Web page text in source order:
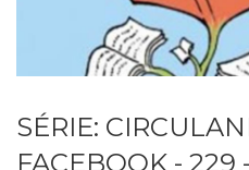
SÉRIE:
FACEBOOK - 229